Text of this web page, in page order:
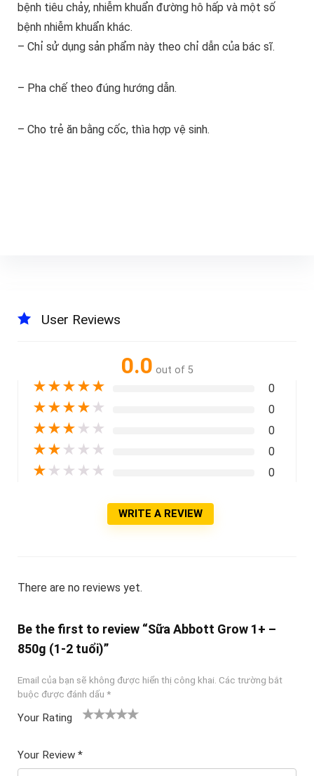
bệnh tiêu chảy, nhiễm khuẩn đường hô hấp và một số
bệnh nhiễm khuẩn khác.
– Chỉ sử dụng sản phẩm này theo chỉ dẫn của bác sĩ.
– Pha chế theo đúng hướng dẫn.
– Cho trẻ ăn bằng cốc, thìa hợp vệ sinh.
User Reviews
0.0 out of 5
★★★★★ 0
★★★★ ★ 0
★★★ ★ ★ 0
★★ ★ ★ ★ 0
★ ★ ★ ★ ★ 0
WRITE A REVIEW
There are no reviews yet.
Be the first to review “Sữa Abbott Grow 1+ –
850g (1-2 tuổi)”
Email của bạn sẽ không được hiển thị công khai. Các trường bắt
buộc được đánh dấu *
Your Rating
ê
5
Your Review *